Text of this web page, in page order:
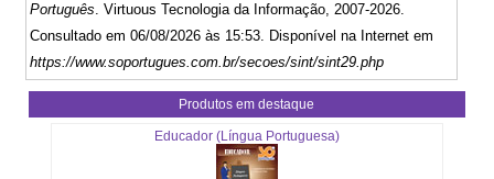
Português. Virtuous Tecnologia da Informação, 2007-2026.
Consultado em 06/08/2026 às 15:53. Disponível na Internet em
https://www.soportugues.com.br/secoes/sint/sint29.php
Produtos em destaque
Educador (Língua Portuguesa)